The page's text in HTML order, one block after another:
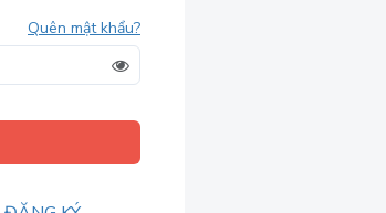
Quên mật khẩu?